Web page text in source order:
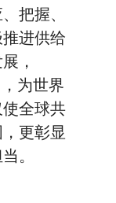
把握、
进供给
，
为世界
全球共
更彰显
。